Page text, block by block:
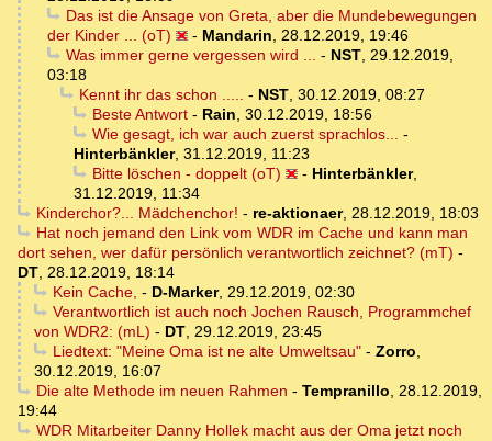
Das ist die Ansage von Greta, aber die Mundebewegungen
der Kinder ... (oT)
- Mandarin
28.12.2019, 19:46
Was immer gerne vergessen wird ...
- NST, 29.12.2019,
03:18
Kennt ihr das schon .....
- NST, 30.12.2019, 08:27
Beste Antwort- Rain 30.12.2019, 18:56
Wie gesagt, ich war auch zuerst sprachlos...
-
Hinterbänkler, 31.12.2019, 11:23
Bitte löschen - doppelt (oT)
- Hinterbänkler,
31.12.2019, 11:34
Kinderchor?... Mädchenchor! - re-aktionaer, 28.12.2019, 18:03
Hat noch jemand den Link vom WDR im Cache und kann man
dort sehen, wer dafür persönlich verantwortlich zeichnet? (mT) -
DT 28.12.2019, 18:14
Kein Cache, - D-Marker, 29.12.2019, 02:30
Verantwortlich ist auch noch Jochen Rausch, Programmchef
von WDR2: (mL) - DT 29.12.2019, 23:45
Liedtext: "Meine Oma ist ne alte Umweltsau"- Zorro
30.12.2019, 16:07
Die alte Methode im neuen Rahmen - Tempranillo
28.12.2019,
19:44
WDR Mitarbeiter Danny Hollek macht aus der Oma jetzt noch